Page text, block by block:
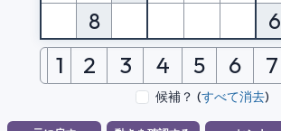
8
6
1 2 3 4 5 6 7
候補？ (すべて消去)